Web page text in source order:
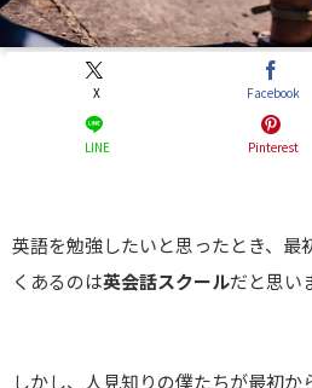
X Facebook
LINE Pinterest
英語を勉強したいと思ったとき、最
くあるのは英会話スクールだと思い
しかし、人見知りの僕たちが最初か